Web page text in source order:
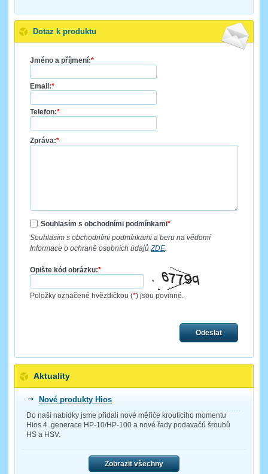
Dotaz k produktu
Jméno a příjmení:*
Email:*
Telefon:*
Zpráva:*
Souhlasím s obchodními podmínkami*
Souhlasím s obchodními podmínkami a beru na vědomí
Informace o ochraně osobních údajůZDE.
Opište kód obrázku:*
Položky označené hvězdičkou (*) jsou povinné.
Odeslat
Aktuality
Nové produkty Hios
Do naší nabídky jsme přidali nové měřiče krouticího momentu
Hios 4. generace HP-10/HP-100 a nové řady podavačů šroubů
HS a HSV.
Zobrazit všechny